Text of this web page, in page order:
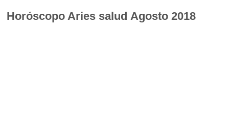
Horóscopo Aries salud Agosto 2018